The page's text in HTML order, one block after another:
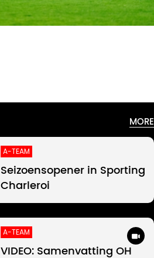
MORE
A-TEAM
Seizoensopener in Sporting
Charleroi
A-TEAM
VIDEO: Samenvatting OH